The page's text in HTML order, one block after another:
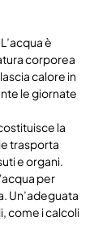
L’acqua è
corporea
calore in
le giornate
la
trasporta
e organi.
per
Un’adeguata
come i calcoli